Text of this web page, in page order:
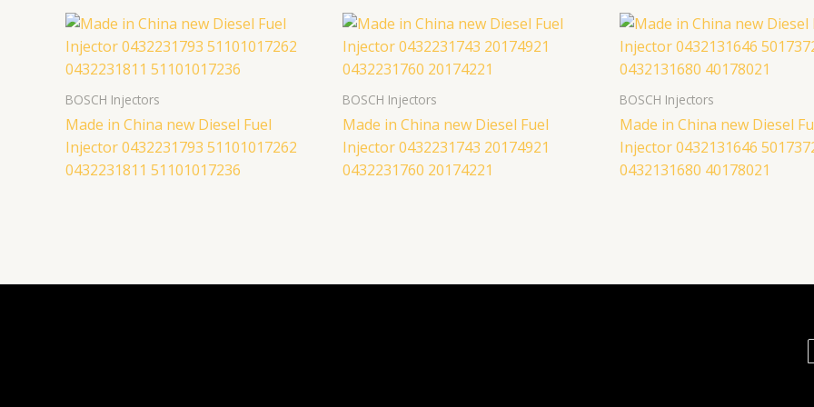
BOSCH Injectors
Made in China new Diesel Fuel
Injector 0432231793 51101017262
0432231811 51101017236
BOSCH Injectors
Made in China new Diesel Fuel
Injector 0432231743 20174921
0432231760 20174221
BOSCH Injectors
Made in China new Diesel
Injector 0432131646
0432131680 40178021